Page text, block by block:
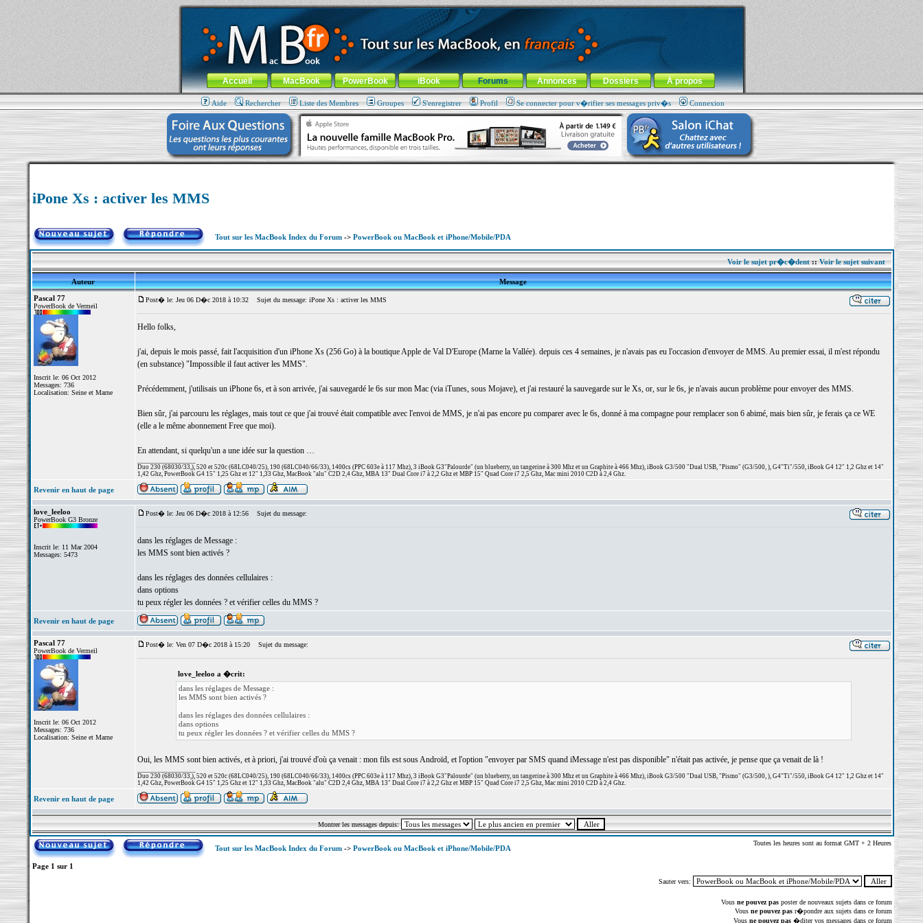
MacBook-fr.com : 100% Apple... 100% nomade !
Aller au contenu-Aller au menu général-Aller au menu de la rubrique
Menu général
Accueil MacBook PowerBook iBook Forums Annonces Dossiers À propos
Aide Rechercher Liste des Membres Groupes S'enregistrer Profil Se connecter pour v�rifier ses messages priv�s Connexion
iPone Xs : activer les MMS
Tout sur les MacBook Index du Forum-> PowerBook ou MacBook et iPhone/Mobile/PDA
Voir le sujet pr�c�dent::Voir le sujet suivant
Auteur
Message
Pascal 77
PowerBook de Vermeil
Inscrit le: 06 Oct 2012
Messages: 736
Localisation: Seine et Marne
Post� le: Jeu 06 D�c 2018 à 10:32 Sujet du message: iPone Xs : activer les MMS
Hello folks,
j'ai, depuis le mois passé, fait l'acquisition d'un iPhone Xs (256 Go) à la boutique Apple de Val D'Europe (Marne la Vallée). depuis ces 4 semaines, je n'avais pas eu l'occasion d'envoyer de MMS. Au premier essai, il m'est répondu
(en substance) "Impossible il faut activer les MMS".
Précédemment, j'utilisais un iPhone 6s, et à son arrivée, j'ai sauvegardé le 6s sur mon Mac (via iTunes, sous Mojave), et j'ai restauré la sauvegarde sur le Xs, or, sur le 6s, je n'avais aucun problème pour envoyer des MMS.
Bien sûr, j'ai parcouru les réglages, mais tout ce que j'ai trouvé était compatible avec l'envoi de MMS, je n'ai pas encore pu comparer avec le 6s, donné à ma compagne pour remplacer son 6 abimé, mais bien sûr, je ferais ça ce WE
(elle a le même abonnement Free que moi).
En attendant, si quelqu'un a une idée sur la question …
Duo 230 (68030/33,), 520 et 520c (68LC040/25), 190 (68LC040/66/33), 1400cs (PPC 603e à 117 Mhz), 3 iBook G3"Palourde" (un blueberry, un tangerine à 300 Mhz et un Graphite à 466 Mhz), iBook G3/500 "Dual USB, "Pismo" (G3/500, ), G4"Ti"/550, iBook G4 12" 1,2 Ghz et 14"
1,42 Ghz, PowerBook G4 15" 1,25 Ghz et 12" 1,33 Ghz, MacBook "alu" C2D 2,4 Ghz, MBA 13" Dual Core i7 à 2,2 Ghz et MBP 15" Quad Core i7 2,5 Ghz, Mac mini 2010 C2D à 2,4 Ghz.
Revenir en haut de page
love_leeloo
PowerBook G3 Bronze
Inscrit le: 11 Mar 2004
Messages: 5473
Post� le: Jeu 06 D�c 2018 à 12:56 Sujet du message:
dans les réglages de Message :
les MMS sont bien activés ?
dans les réglages des données cellulaires :
dans options
tu peux régler les données ? et vérifier celles du MMS ?
Revenir en haut de page
Pascal 77
PowerBook de Vermeil
Inscrit le: 06 Oct 2012
Messages: 736
Localisation: Seine et Marne
Post� le: Ven 07 D�c 2018 à 15:20 Sujet du message:
love_leeloo a �crit:
dans les réglages de Message :
les MMS sont bien activés ?
dans les réglages des données cellulaires :
dans options
tu peux régler les données ? et vérifier celles du MMS ?
Oui, les MMS sont bien activés, et à priori, j'ai trouvé d'où ça venait : mon fils est sous Androïd, et l'option "envoyer par SMS quand iMessage n'est pas disponible" n'était pas activée, je pense que ça venait de là !
Duo 230 (68030/33,), 520 et 520c (68LC040/25), 190 (68LC040/66/33), 1400cs (PPC 603e à 117 Mhz), 3 iBook G3"Palourde" (un blueberry, un tangerine à 300 Mhz et un Graphite à 466 Mhz), iBook G3/500 "Dual USB, "Pismo" (G3/500, ), G4"Ti"/550, iBook G4 12" 1,2 Ghz et 14"
1,42 Ghz, PowerBook G4 15" 1,25 Ghz et 12" 1,33 Ghz, MacBook "alu" C2D 2,4 Ghz, MBA 13" Dual Core i7 à 2,2 Ghz et MBP 15" Quad Core i7 2,5 Ghz, Mac mini 2010 C2D à 2,4 Ghz.
Revenir en haut de page
Montrer les messages depuis:
Tout sur les MacBook Index du Forum-> PowerBook ou MacBook et iPhone/Mobile/PDA
Toutes les heures sont au format GMT + 2 Heures
Page 1 sur 1
Sauter vers:
Vous ne pouvez pasposter de nouveaux sujets dans ce forum
Vous ne pouvez pasr�pondre aux sujets dans ce forum
Vous ne pouvez pas�diter vos messages dans ce forum